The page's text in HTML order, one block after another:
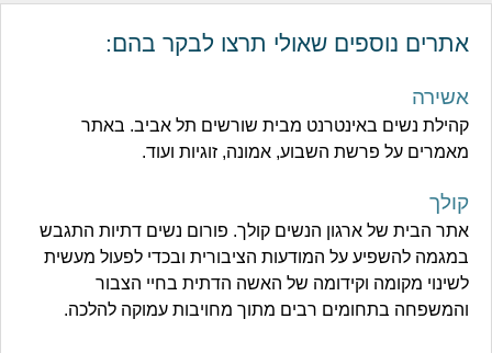
אתרים נוספים שאולי תרצו לבקר בהם:
אשירה
קהילת נשים באינטרנט מבית שורשים תל אביב. באתר
מאמרים על פרשת השבוע, אמונה, זוגיות ועוד.
קולך
אתר הבית של ארגון הנשים קולך. פורום נשים דתיות התגבש
במגמה להשפיע על המודעות הציבורית ובכדי לפעול מעשית
לשינוי מקומה וקידומה של האשה הדתית בחיי הצבור
והמשפחה בתחומים רבים מתוך מחויבות עמוקה להלכה.